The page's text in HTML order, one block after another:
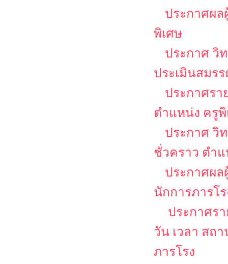
ประกาศผ
พิเศษ
ประกาศ วิ
ประเมินสมร
ประกาศรา
ตำแหน่ง ครูพิ
ประกาศ วิ
ชั่วคราว ตำ
ประกาศผ
นักการภารโร
ประกาศร
วัน เวลา สถ
ภารโรง